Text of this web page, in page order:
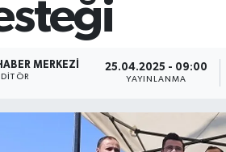
MERKEZI 25.04.2025 - 09:00
YAYINLANMA